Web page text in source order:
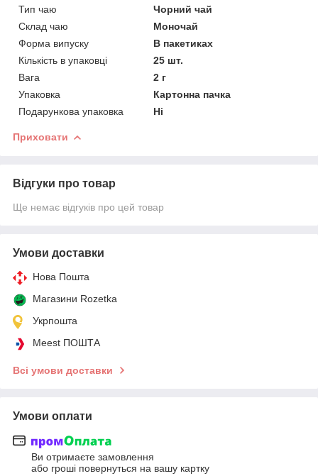
Тип чаю
Чорний чай
Склад чаю
Моночай
Форма випуску
В пакетиках
Кількість в упаковці
25 шт.
Вага
2 г
Упаковка
Картонна пачка
Подарункова упаковка
Ні
Приховати
Відгуки про товар
Ще немає відгуків про цей товар
Умови доставки
Нова Пошта
Магазини Rozetka
Укрпошта
Meest ПОШТА
Всі умови доставки
Умови оплати
Ви отримаєте замовлення
або гроші повернуться на вашу картку